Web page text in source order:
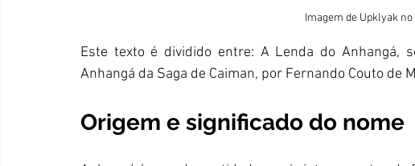
Imagem de Upklyak
Este texto é dividido entre: A Lenda do Anhangá,
Anhangá da Saga de Caiman, por Fernando Couto de
Origem e significado do nome